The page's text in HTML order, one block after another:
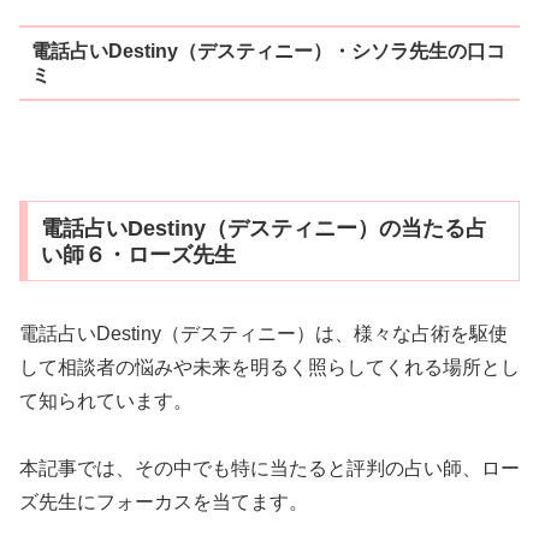
電話占いDestiny（デスティニー）・シソラ先生の口コ
ミ
電話占いDestiny（デスティニー）の当たる占
い師６・ローズ先生
電話占いDestiny（デスティニー）は、様々な占術を駆使
して相談者の悩みや未来を明るく照らしてくれる場所とし
て知られています。
本記事では、その中でも特に当たると評判の占い師、ロー
ズ先生にフォーカスを当てます。